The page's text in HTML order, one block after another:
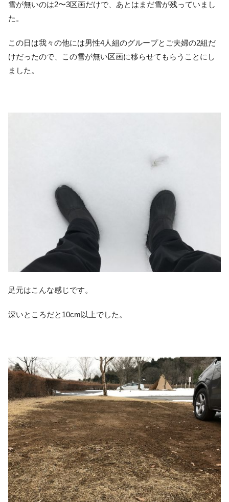
雪が無いのは2〜3区画だけで、あとはまだ雪が残っていまし
た。
この日は我々の他には男性4人組のグループとご夫婦の2組だ
けだったので、この雪が無い区画に移らせてもらうことにし
ました。
足元はこんな感じです。
深いところだと10cm以上でした。